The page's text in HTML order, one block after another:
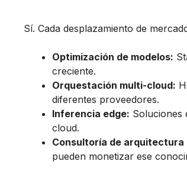
Sí. Cada desplazamiento de
Optimización de modelos:
creciente.
Orquestación multi-cloud:
diferentes proveedores.
Inferencia edge: Soluciones
cloud.
Consultoría de arquitectura
pueden monetizar ese